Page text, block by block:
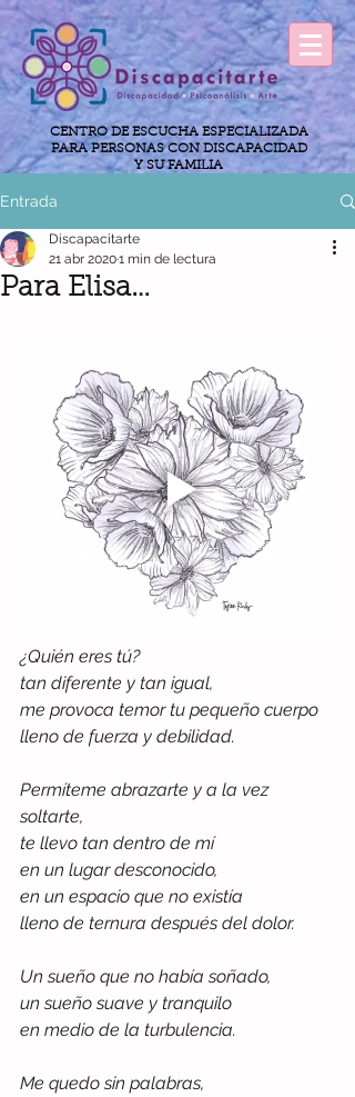
CENTRO DE ESCUCHA ESPECIALIZADA
PARA PERSONAS CON DISCAPACIDAD
Y SU FAMILIA
Entrada
Para Elisa…
Discapacitarte
21 abr 20201 min de lectura
¿Quién eres tú?
tan diferente y tan igual,
me provoca temor tu pequeño cuerpo
lleno de fuerza y debilidad.
Permíteme abrazarte y a la vez
soltarte,
te llevo tan dentro de mí
en un lugar desconocido,
en un espacio que no existía
lleno de ternura después del dolor.
Un sueño que no había soñado,
un sueño suave y tranquilo
en medio de la turbulencia.
Me quedo sin palabras,